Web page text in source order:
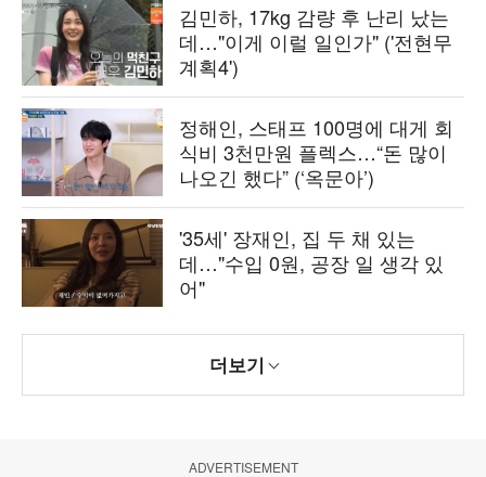
김민하, 17kg 감량 후 난리 났는
데…"이게 이럴 일인가" ('전현무
계획4')
정해인, 스태프 100명에 대게 회
식비 3천만원 플렉스…“돈 많이
나오긴 했다” (‘옥문아’)
'35세' 장재인, 집 두 채 있는
데…"수입 0원, 공장 일 생각 있
어"
더보기
ADVERTISEMENT